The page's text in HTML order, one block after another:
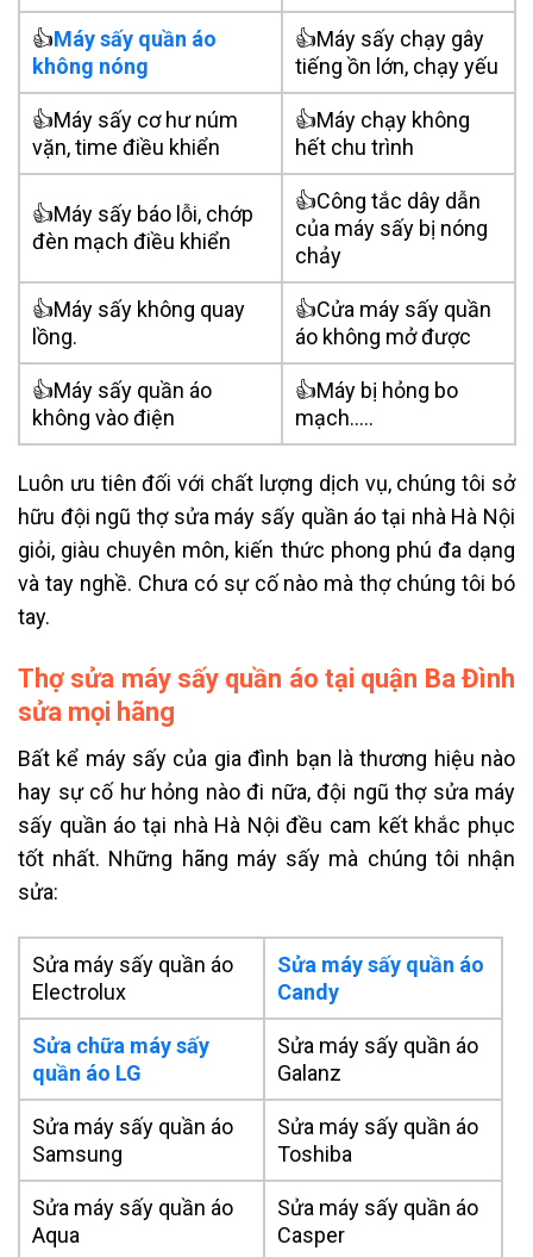
👍Máy sấy quần áo
không nóng
👍Máy sấy chạy gây
tiếng ồn lớn, chạy yếu
👍Máy sấy cơ hư núm
vặn, time điều khiển
👍Máy chạy không
hết chu trình
👍Máy sấy báo lỗi, chớp
đèn mạch điều khiển
👍Công tắc dây dẫn
của máy sấy bị nóng
chảy
👍Máy sấy không quay
lồng.
👍Cửa máy sấy quần
áo không mở được
👍Máy sấy quần áo
không vào điện
👍Máy bị hỏng bo
mạch…..
Luôn ưu tiên đối với chất lượng dịch vụ, chúng tôi sở
hữu đội ngũ thợ sửa máy sấy quần áo tại nhà Hà Nội
giỏi, giàu chuyên môn, kiến thức phong phú đa dạng
và tay nghề. Chưa có sự cố nào mà thợ chúng tôi bó
tay.
Thợ sửa máy sấy quần áo tại quận Ba Đình
sửa mọi hãng
Bất kể máy sấy của gia đình bạn là thương hiệu nào
hay sự cố hư hỏng nào đi nữa, đội ngũ thợ sửa máy
sấy quần áo tại nhà Hà Nội đều cam kết khắc phục
tốt nhất. Những hãng máy sấy mà chúng tôi nhận
sửa:
Sửa máy sấy quần áo
Electrolux
Sửa máy sấy quần áo
Candy
Sửa chữa máy sấy
quần áo LG
Sửa máy sấy quần áo
Galanz
Sửa máy sấy quần áo
Samsung
Sửa máy sấy quần áo
Toshiba
Sửa máy sấy quần áo
Aqua
Sửa máy sấy quần áo
Casper